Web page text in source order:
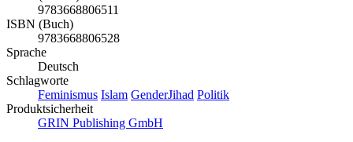
9783668806511
ISBN (Buch)
9783668806528
Sprache
Deutsch
Schlagworte
Feminismus Islam GenderJihad Politik
Produktsicherheit
GRIN Publishing GmbH